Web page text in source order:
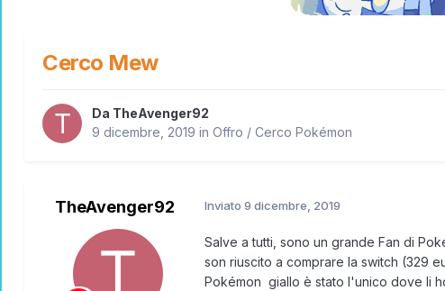
Cerco Mew
Da TheAvenger92
9 dicembre, 2019 in Offro / Cerco Pokémon
TheAvenger92 Inviato 9 dicembre, 2019
Salve a tutti, sono un grande Fan di
son riuscito a comprare la switch (329
Pokémon giallo è stato l'unico dove li